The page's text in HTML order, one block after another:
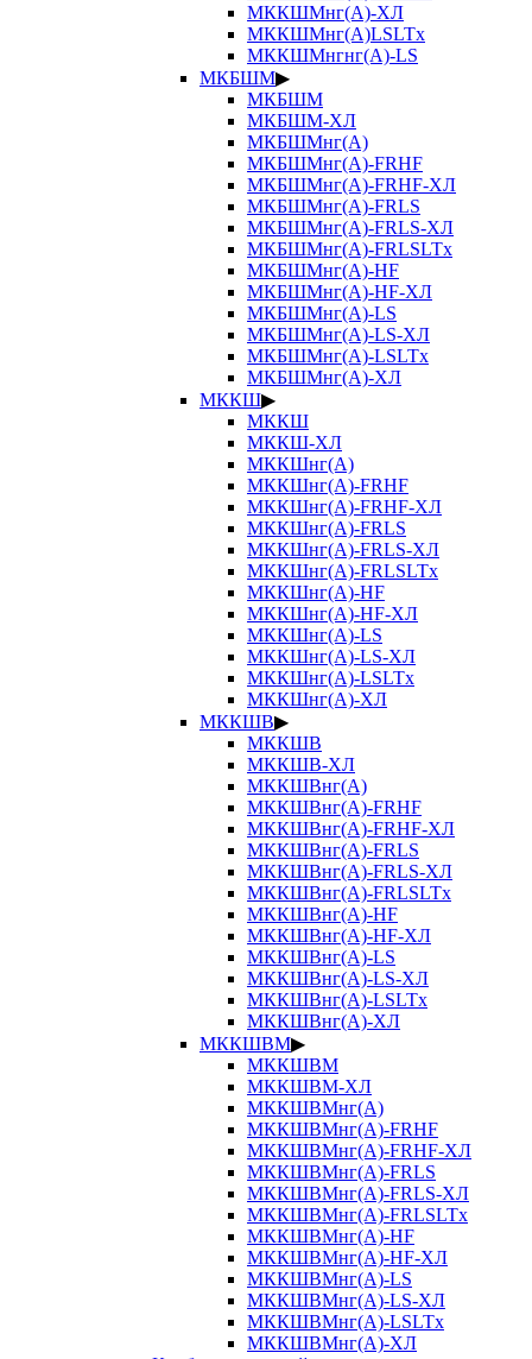
МККШМнг(А)-ХЛ
МККШМнг(А)LSLTx
МККШМнгнг(А)-LS
МКБШМ▶
МКБШМ
МКБШМ-ХЛ
МКБШМнг(А)
МКБШМнг(А)-FRHF
МКБШМнг(А)-FRHF-ХЛ
МКБШМнг(А)-FRLS
МКБШМнг(А)-FRLS-ХЛ
МКБШМнг(А)-FRLSLTx
МКБШМнг(А)-HF
МКБШМнг(А)-HF-ХЛ
МКБШМнг(А)-LS
МКБШМнг(А)-LS-ХЛ
МКБШМнг(А)-LSLTx
МКБШМнг(А)-ХЛ
МККШ▶
МККШ
МККШ-ХЛ
МККШнг(А)
МККШнг(А)-FRHF
МККШнг(А)-FRHF-ХЛ
МККШнг(А)-FRLS
МККШнг(А)-FRLS-ХЛ
МККШнг(А)-FRLSLTx
МККШнг(А)-HF
МККШнг(А)-HF-ХЛ
МККШнг(А)-LS
МККШнг(А)-LS-ХЛ
МККШнг(А)-LSLTx
МККШнг(А)-ХЛ
МККШВ▶
МККШВ
МККШВ-ХЛ
МККШВнг(А)
МККШВнг(А)-FRHF
МККШВнг(А)-FRHF-ХЛ
МККШВнг(А)-FRLS
МККШВнг(А)-FRLS-ХЛ
МККШВнг(А)-FRLSLTx
МККШВнг(А)-HF
МККШВнг(А)-HF-ХЛ
МККШВнг(А)-LS
МККШВнг(А)-LS-ХЛ
МККШВнг(А)-LSLTx
МККШВнг(А)-ХЛ
МККШВМ▶
МККШВМ
МККШВМ-ХЛ
МККШВМнг(А)
МККШВМнг(А)-FRHF
МККШВМнг(А)-FRHF-ХЛ
МККШВМнг(А)-FRLS
МККШВМнг(А)-FRLS-ХЛ
МККШВМнг(А)-FRLSLTx
МККШВМнг(А)-HF
МККШВМнг(А)-HF-ХЛ
МККШВМнг(А)-LS
МККШВМнг(А)-LS-ХЛ
МККШВМнг(А)-LSLTx
МККШВМнг(А)-ХЛ